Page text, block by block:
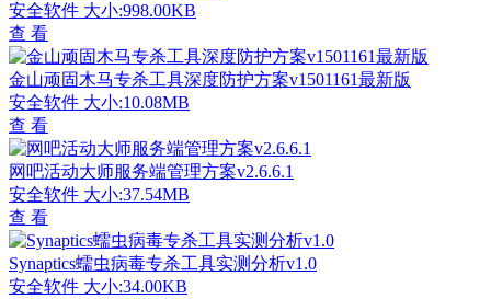
安全软件 大小:998.00KB
查 看
金山顽固木马专杀工具深度防护方案v1501161最新版
安全软件 大小:10.08MB
查 看
网吧活动大师服务端管理方案v2.6.6.1
安全软件 大小:37.54MB
查 看
Synaptics蠕虫病毒专杀工具实测分析v1.0
安全软件 大小:34.00KB